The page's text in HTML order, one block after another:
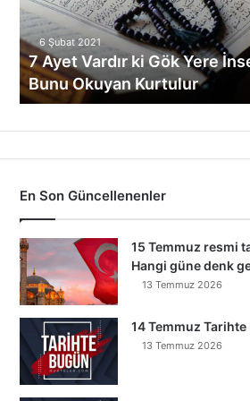
V
d
ı
r
G
k
Y
e
r
e
İ
s
B
u
6 Şubat 2021
7 Ayet Vardır ki Gök Yere
Bunu Okuyan Kurtulur
En Son Güncellenenler
15 Temmuz resmi
Hangi güne denk
13 Temmuz 2026
14 Temmuz Tarihte
13 Temmuz 2026